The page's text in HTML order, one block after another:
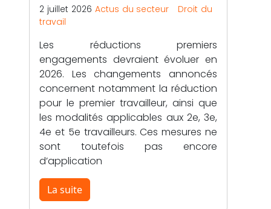
2 juillet 2026 Actus du secteur
Droit du
travail
Les réductions premiers
engagements devraient évoluer en
2026. Les changements annoncés
concernent notamment la réduction
pour le premier travailleur, ainsi que
les modalités applicables aux 2e, 3e,
4e et 5e travailleurs. Ces mesures ne
sont toutefois pas encore
d’application
La suite